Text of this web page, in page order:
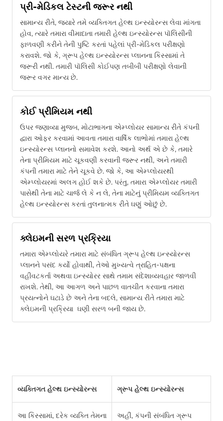
પ્રી-મેડિકલ ટેસ્ટની જરૂર નથી
સામાન્ય રીતે, જ્યારે તમે વ્યક્તિગત હેલ્થ ઇન્સ્યોરન્સ લેવા માંગતા
હોવ, ત્યારે તમારા વીમાદાતા તમારી હેલ્થ ઇન્સ્યોરન્સ પૉલિસીની
ફાળવણી કરીને તેની પુષ્ટિ કરતાં પહેલાં પ્રી-મેડિકલ પરીક્ષણો
કરાવશે. જો કે, ગ્રૂપ હેલ્થ ઇન્સ્યોરન્સ પ્લાનના કિસ્સામાં તે
જરૂરી નથી. તમારી પૉલિસી કોઈપણ તબીબી પરીક્ષણો લેવાની
જરૂર વગર માન્ય છે.
કોઈ પ્રીમિયમ નથી
ઉપર જણાવ્યા મુજબ, મોટાભાગના એમ્પ્લોયર સામાન્ય રીતે કંપની
દ્વારા ઓફર કરવામાં આવતા તમારા વાર્ષિક લાભોમાં તમારા હેલ્થ
ઇન્સ્યોરન્સ પ્લાનનો સમાવેશ કરશે. આનો અર્થ એ છે કે, તમારે
તેના પ્રીમિયમ માટે ચૂકવણી કરવાની જરૂર નથી, અને તમારી
કંપની તમારા માટે તેને ચૂકવે છે. જો કે, આ એમ્પ્લોયરથી
એમ્પ્લોયરમાં અલગ હોઈ શકે છે. પરંતુ, તમારા એમ્પ્લોયર તમારી
પાસેથી તેના માટે ચાર્જ લે કે ન લે, તેના માટેનું પ્રીમિયમ વ્યક્તિગત
હેલ્થ ઇન્સ્યોરન્સ કરતાં તુલનાત્મક રીતે ઘણું ઓછું છે.
ક્લેઇમની સરળ પ્રક્રિયા
તમારા એમ્પ્લોયરે તમારા માટે સંબંધિત ગ્રૂપ હેલ્થ ઇન્સ્યોરન્સ
પ્લાનને પસંદ કર્યો હોવાથી, તેઓ મુખ્યત્વે ત્રાહિત-પક્ષના
વહીવટકર્તા અથવા ઇન્સ્યોરર સાથે તમામ સંદેશાવ્યવહાર જાળવી
રાખશે. તેથી, આ આગળ અને પાછળ વાતચીત કરવાના તમારા
પ્રયત્નોને ઘટાડે છે અને તેના બદલે, સામાન્ય રીતે તમારા માટે
ક્લેઇમની પ્રક્રિયા ઘણી સરળ બની જાય છે.
વ્યક્તિગત હેલ્થ ઇન્સ્યોરન્સ ગ્રૂપ હેલ્થ ઇન્સ્યોરન્સ
આ કિસ્સામાં, દરેક વ્યક્તિ તેમના
અહીં, કંપની સંબંધિત ગ્રૂપ